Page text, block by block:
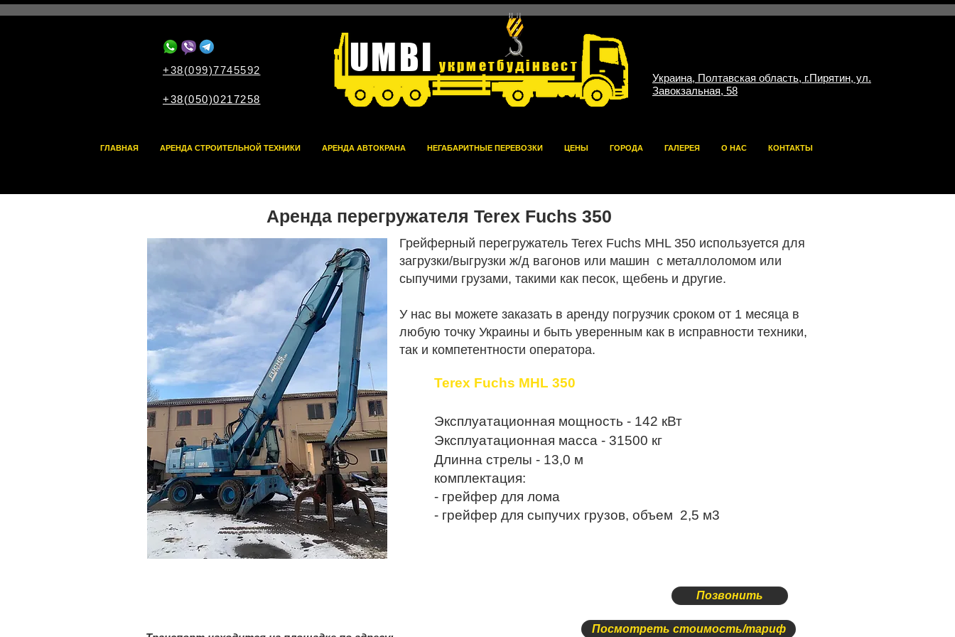
+38(099)7745592 UMBI укрметбудінвест
+38(050)0217258
Украина, Полтавская область, г.Пирятин, ул.
Завокзальная, 58
ГЛАВНАЯ АРЕНДА СТРОИТЕЛЬНОЙ ТЕХНИКИ АРЕНДА АВТОКРАНА НЕГАБАРИТНЫЕ ПЕРЕВОЗКИ ЦЕНЫ ГОРОДА ГАЛЕРЕЯ О НАС КОНТАКТЫ
Аренда перегружателя Terex Fuchs 350
Грейферный перегружатель Terex Fuchs MHL 350 используется для
загрузки/выгрузки ж/д вагонов или машин с металлоломом или
сыпучими грузами, такими как песок, щебень и другие.
У нас вы можете заказать в аренду погрузчик сроком от 1 месяца в
любую точку Украины и быть уверенным как в исправности техники,
так и компетентности оператора.
Terex Fuchs MHL 350
Эксплуатационная мощность - 142 кВт
Эксплуатационная масса - 31500 кг
Длинна стрелы - 13,0 м
комплектация:
- грейфер для лома
- грейфер для сыпучих грузов, объем 2,5 м3
Позвонить
Посмотреть стоимость/тариф